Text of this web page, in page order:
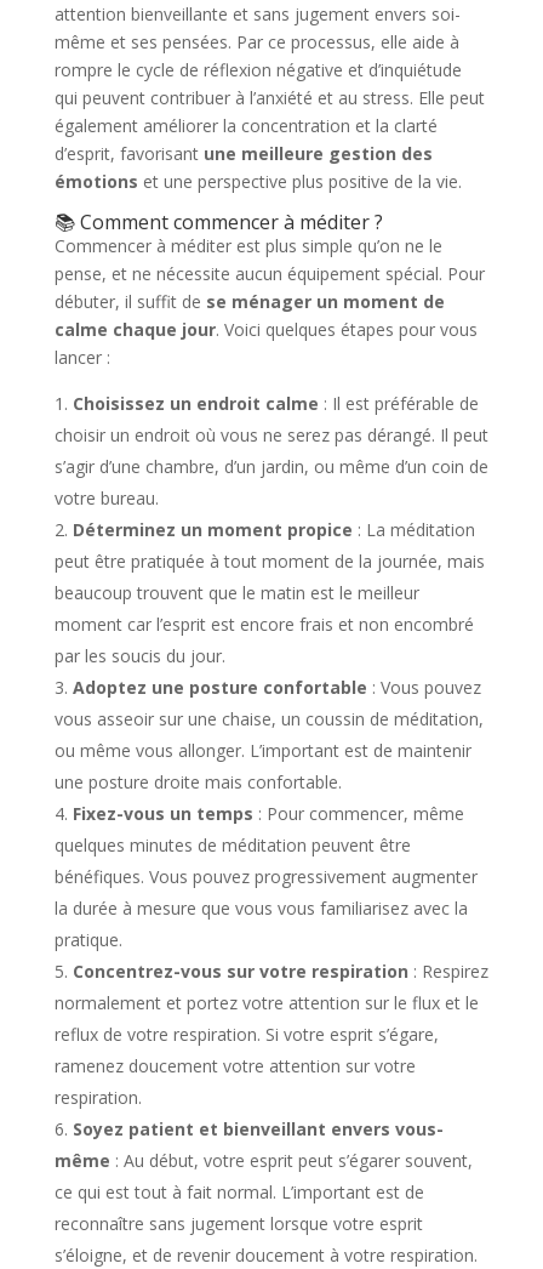
attention bienveillante et sans jugement envers soi-
même et ses pensées. Par ce processus, elle aide à
rompre le cycle de réflexion négative et d’inquiétude
qui peuvent contribuer à l’anxiété et au stress. Elle peut
également améliorer la concentration et la clarté
d’esprit, favorisant une meilleure gestion des
émotions et une perspective plus positive de la vie.
📚 Comment commencer à méditer ?
Commencer à méditer est plus simple qu’on ne le
pense, et ne nécessite aucun équipement spécial. Pour
débuter, il suffit de se ménager un moment de
calme chaque jour. Voici quelques étapes pour vous
lancer :
Choisissez un endroit calme : Il est préférable de
choisir un endroit où vous ne serez pas dérangé. Il peut
s’agir d’une chambre, d’un jardin, ou même d’un coin de
votre bureau.
Déterminez un moment propice : La méditation
peut être pratiquée à tout moment de la journée, mais
beaucoup trouvent que le matin est le meilleur
moment car l’esprit est encore frais et non encombré
par les soucis du jour.
Adoptez une posture confortable : Vous pouvez
vous asseoir sur une chaise, un coussin de méditation,
ou même vous allonger. L’important est de maintenir
une posture droite mais confortable.
Fixez-vous un temps : Pour commencer, même
quelques minutes de méditation peuvent être
bénéfiques. Vous pouvez progressivement augmenter
la durée à mesure que vous vous familiarisez avec la
pratique.
Concentrez-vous sur votre respiration : Respirez
normalement et portez votre attention sur le flux et le
reflux de votre respiration. Si votre esprit s’égare,
ramenez doucement votre attention sur votre
respiration.
Soyez patient et bienveillant envers vous-
même : Au début, votre esprit peut s’égarer souvent,
ce qui est tout à fait normal. L’important est de
reconnaître sans jugement lorsque votre esprit
s’éloigne, et de revenir doucement à votre respiration.